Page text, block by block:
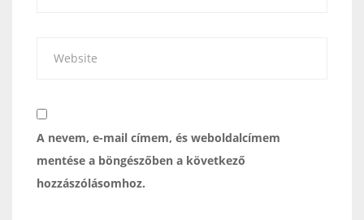
A nevem, e-mail címem, és weboldalcímem
mentése a böngészőben a következő
hozzászólásomhoz.